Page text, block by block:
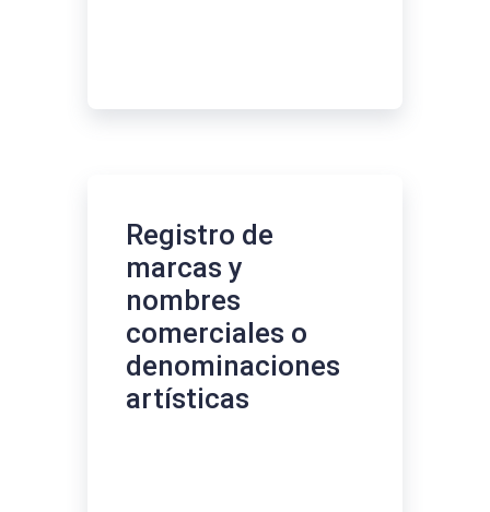
Registro de
marcas y
nombres
comerciales o
denominaciones
artísticas